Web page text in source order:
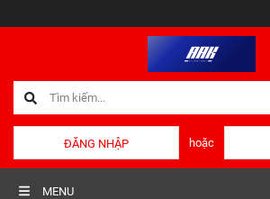
ĐĂNG NHẬP hoặc
MENU